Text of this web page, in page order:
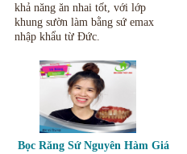
khả năng ăn nhai tốt, với lớp
khung sườn làm bằng sứ emax
nhập khẩu từ Đức.
Bọc Răng Sứ Nguyên Hàm Giá